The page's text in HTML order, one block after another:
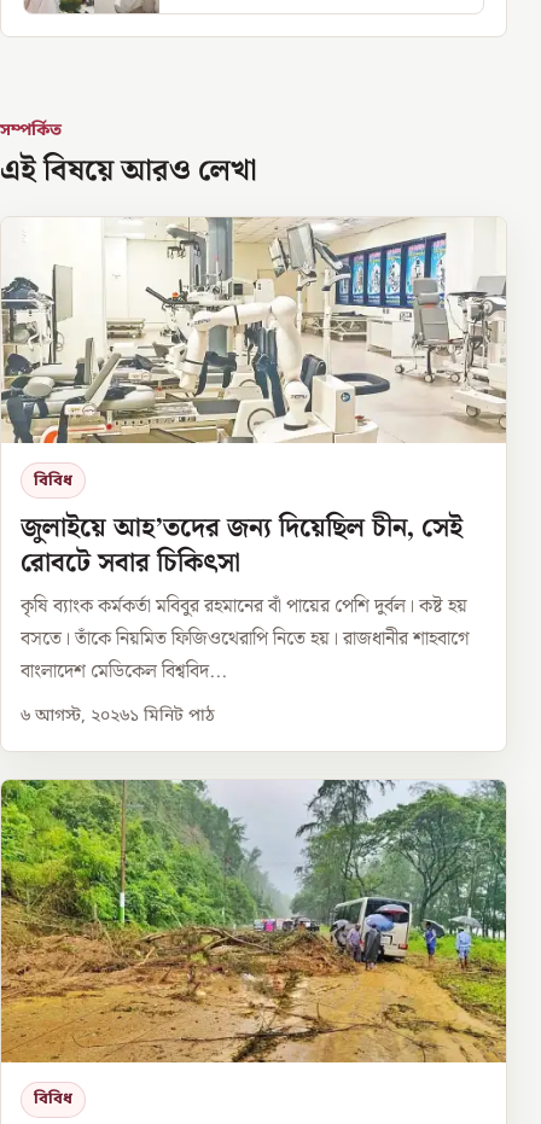
সম্পর্কিত
এই বিষয়ে আরও লেখা
বিবিধ
জুলাইয়ে আহ’তদের জন্য দিয়েছিল চীন, সেই
রোবটে সবার চিকিৎসা
কৃষি ব্যাংক কর্মকর্তা মবিবুর রহমানের বাঁ পায়ের পেশি দুর্বল। কষ্ট হয়
বসতে। তাঁকে নিয়মিত ফিজিওথেরাপি নিতে হয়। রাজধানীর শাহবাগে
বাংলাদেশ মেডিকেল বিশ্ববিদ...
৬ আগস্ট, ২০২৬১ মিনিট পাঠ
বিবিধ